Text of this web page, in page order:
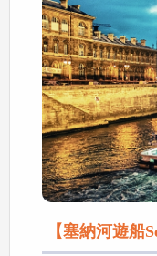
【塞納河遊船